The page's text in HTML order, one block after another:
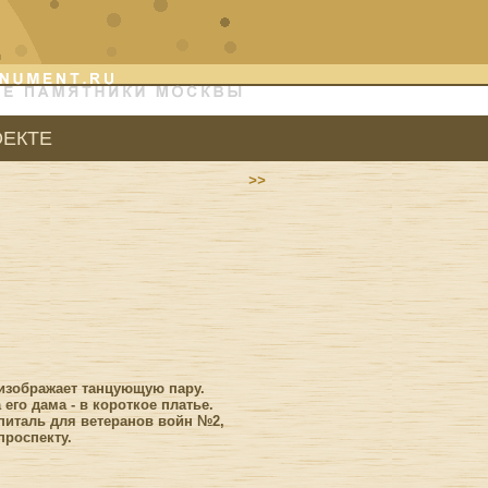
>>
танцующую пару.
дама - в короткое платье.
для ветеранов войн №2,